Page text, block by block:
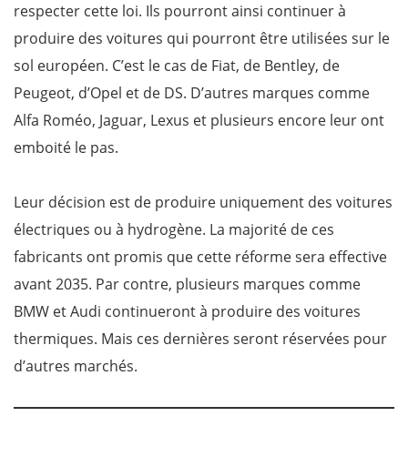
respecter cette loi. Ils pourront ainsi continuer à
produire des voitures qui pourront être utilisées sur le
sol européen. C’est le cas de Fiat, de Bentley, de
Peugeot, d’Opel et de DS. D’autres marques comme
Alfa Roméo, Jaguar, Lexus et plusieurs encore leur ont
emboité le pas.
Leur décision est de produire uniquement des voitures
électriques ou à hydrogène. La majorité de ces
fabricants ont promis que cette réforme sera effective
avant 2035. Par contre, plusieurs marques comme
BMW et Audi continueront à produire des voitures
thermiques. Mais ces dernières seront réservées pour
d’autres marchés.